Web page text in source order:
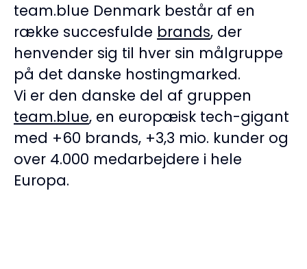
team.blue Denmark består af en
række succesfulde brands, der
henvender sig til hver sin målgruppe
på det danske hostingmarked.
Vi er den danske del af gruppen
team.blue, en europæisk tech-gigant
med +60 brands, +3,3 mio. kunder og
over 4.000 medarbejdere i hele
Europa.